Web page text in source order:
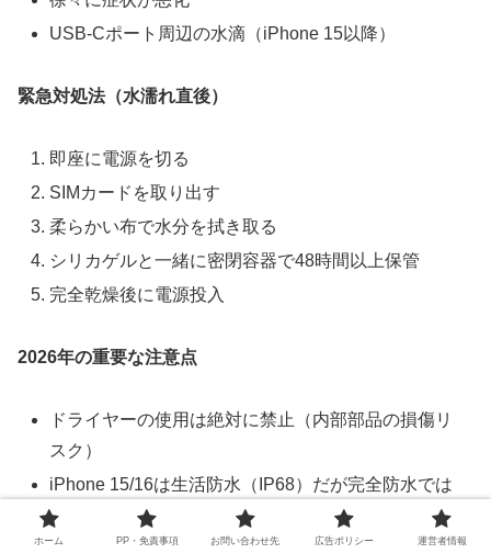
USB-Cポート周辺の水滴（iPhone 15以降）
緊急対処法（水濡れ直後）
即座に電源を切る
SIMカードを取り出す
柔らかい布で水分を拭き取る
シリカゲルと一緒に密閉容器で48時間以上保管
完全乾燥後に電源投入
2026年の重要な注意点
ドライヤーの使用は絶対に禁止（内部部品の損傷リ
スク）
iPhone 15/16は生活防水（IP68）だが完全防水では
ない
USB-Cポートは特に水が溜まりやすい構造
ホーム PP・免責事項 お問い合わせ先 広告ポリシー 運営者情報